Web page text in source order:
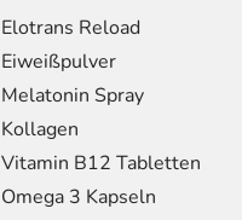
Elotrans Reload
Eiweißpulver
Melatonin Spray
Kollagen
Vitamin B12 Tabletten
Omega 3 Kapseln